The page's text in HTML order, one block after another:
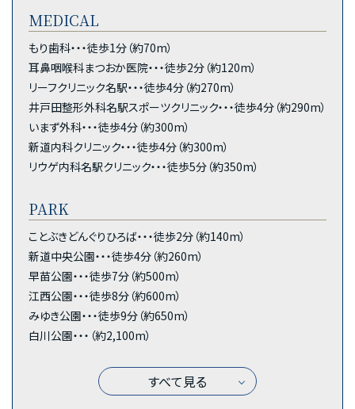
MEDICAL
もり歯科・・・徒歩1分（約70m）
耳鼻咽喉科まつおか医院・・・徒歩2分（約120m）
リーフクリニック名駅・・・徒歩4分（約270m）
井戸田整形外科名駅スポーツクリニック・・・徒歩4分（約290m）
いまず外科・・・徒歩4分（約300m）
新道内科クリニック・・・徒歩4分（約300m）
リウゲ内科名駅クリニック・・・徒歩5分（約350m）
PARK
ことぶきどんぐりひろば・・・徒歩2分（約140m）
新道中央公園・・・徒歩4分（約260m）
早苗公園・・・徒歩7分（約500m）
江西公園・・・徒歩8分（約600m）
みゆき公園・・・徒歩9分（約650m）
白川公園・・・（約2,100m）
すべて見る